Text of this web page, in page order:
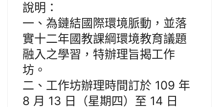
說明：
一、為鏈結國際環境脈動，並落
實十二年國教課綱環境教育議題
融入之學習，特辦理旨揭工作
坊。
二、工作坊辦理時間訂於 109 年
8 月 13 日（星期四）至 14 日